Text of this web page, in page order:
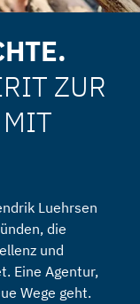
ZUR
Luehrsen
die
und
Eine Agentur,
Wege geht.